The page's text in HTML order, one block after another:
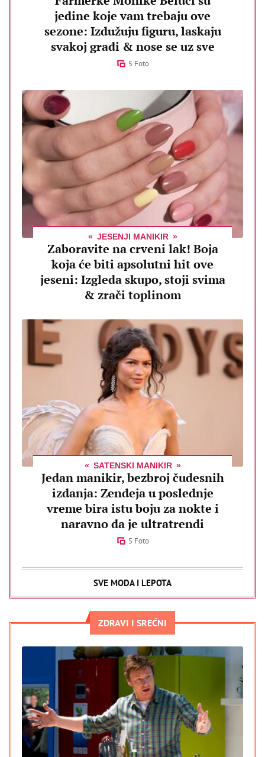
jedine koje vam trebaju ove
sezone: Izdužuju figuru, laskaju
svakoj građi & nose se uz sve
5 Foto
JESENJI MANIKIR
Zaboravite na crveni lak! Boja
koja će biti apsolutni hit ove
jeseni: Izgleda skupo, stoji svima
& zrači toplinom
SATENSKI MANIKIR
Jedan manikir, bezbroj čudesnih
izdanja: Zendeja u poslednje
vreme bira istu boju za nokte i
naravno da je ultratrendi
5 Foto
SVE MODA I LEPOTA
ZDRAVI I SREĆNI